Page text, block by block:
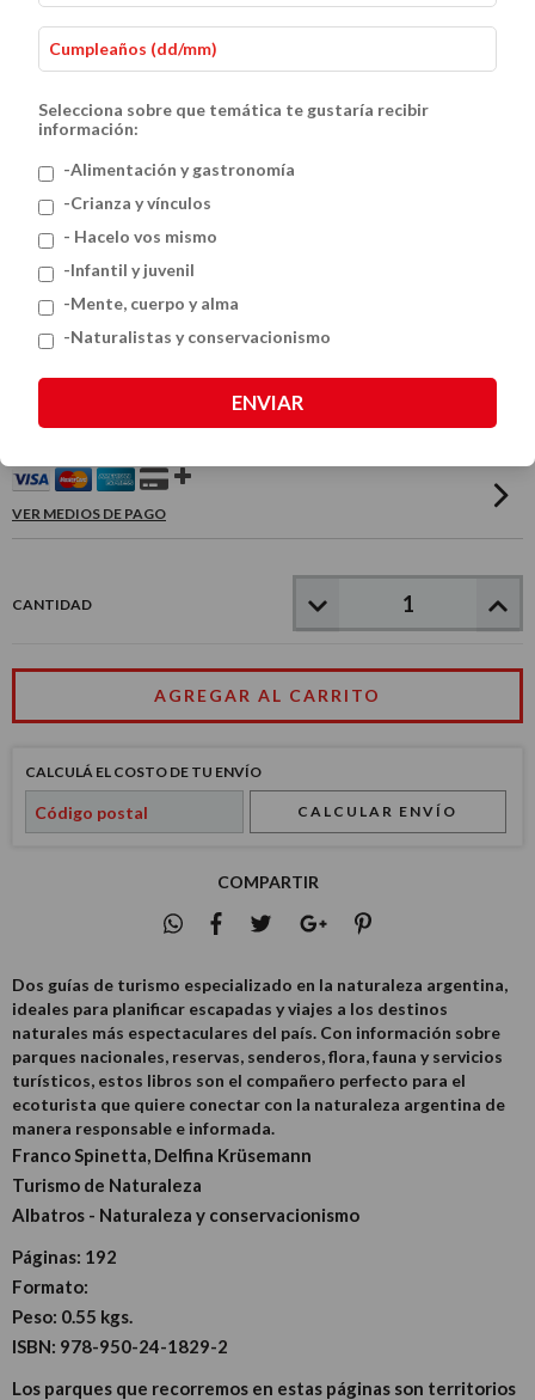
Turismo de Naturaleza en Argentina: 2
Guías para Descubrir los Mejores
$108.000 $120.000
VER MEDIOS DE PAGO
CANTIDAD
CALCULÁ EL COSTO DE TU ENVÍO
CALCULAR ENVÍO
COMPARTIR
Dos guías de turismo especializado en la naturaleza argentina,
ideales para planificar escapadas y viajes a los destinos
naturales más espectaculares del país. Con información sobre
parques nacionales, reservas, senderos, flora, fauna y servicios
turísticos, estos libros son el compañero perfecto para el
ecoturista que quiere conectar con la naturaleza argentina de
manera responsable e informada.
Franco Spinetta, Delfina Krüsemann
Turismo de Naturaleza
Albatros - Naturaleza y conservacionismo
Páginas: 192
Formato:
Peso: 0.55 kgs.
ISBN: 978-950-24-1829-2
Los parques que recorremos en estas páginas son territorios
Selecciona sobre que temática te gustaría recibir
información:
-Alimentación y gastronomía
-Crianza y vínculos
- Hacelo vos mismo
-Infantil y juvenil
-Mente, cuerpo y alma
-Naturalistas y conservacionismo
ENVIAR